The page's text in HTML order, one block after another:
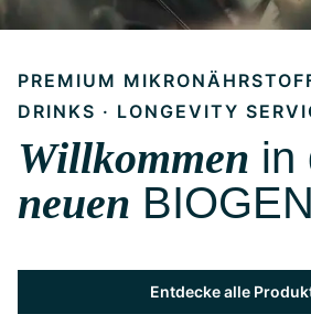
PREMIUM
DRINKS · LONGEVITY
Willkommen in
neuen
Entdecke alle